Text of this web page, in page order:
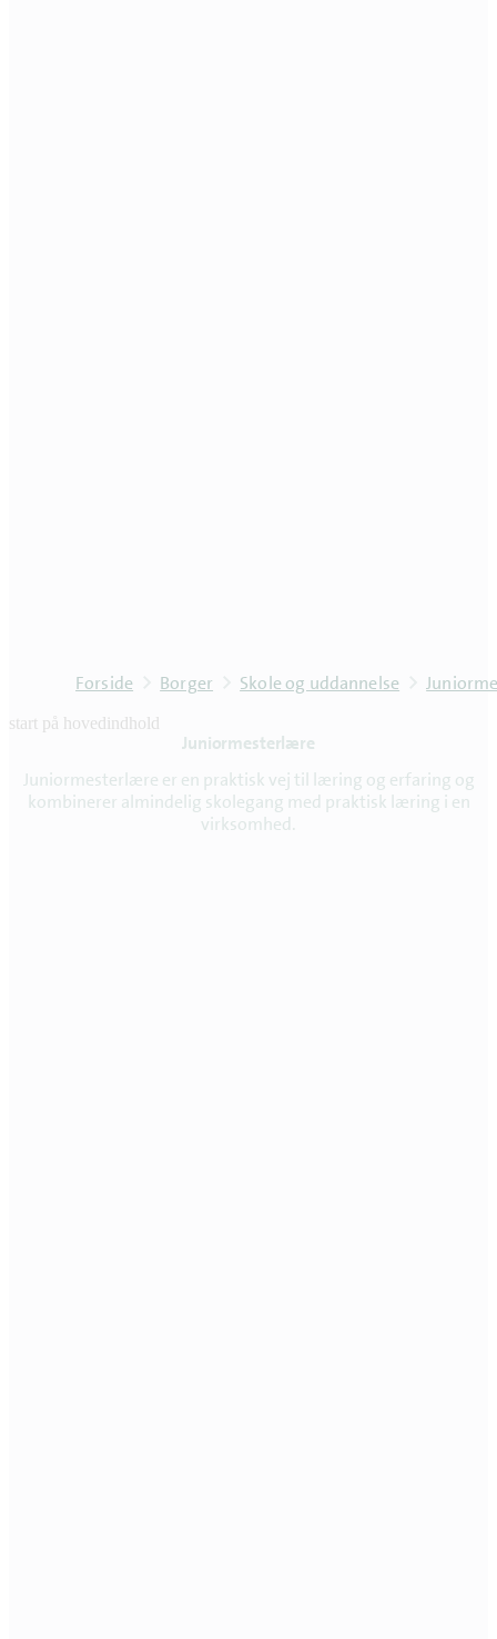
Forside Borger Skole og uddannelse
start på hovedindhold
Juniormesterlære
Juniormesterlære er en praktisk vej til læring og erfaring og
kombinerer almindelig skolegang med praktisk læring i en
virksomhed.
senest opdateret 16. juni 2026